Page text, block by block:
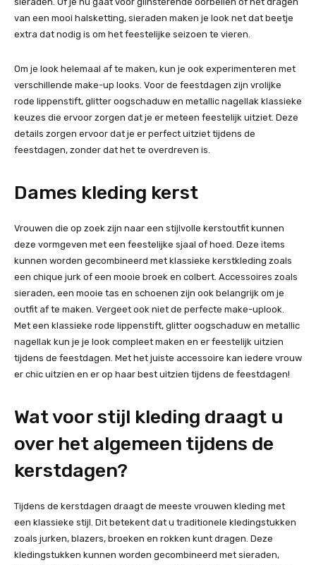
van een mooi halsketting, sieraden maken je look net dat beetje
extra dat nodig is om het feestelijke seizoen te vieren.
Om je look helemaal af te maken, kun je ook experimenteren met
verschillende make-up looks. Voor de feestdagen zijn vrolijke
rode lippenstift, glitter oogschaduw en metallic nagellak klassieke
keuzes die ervoor zorgen dat je er meteen feestelijk uitziet. Deze
details zorgen ervoor dat je er perfect uitziet tijdens de
feestdagen, zonder dat het te overdreven is.
Dames kleding kerst
Vrouwen die op zoek zijn naar een stijlvolle kerstoutfit kunnen
deze vormgeven met een feestelijke sjaal of hoed. Deze items
kunnen worden gecombineerd met klassieke kerstkleding zoals
een chique jurk of een mooie broek en colbert. Accessoires zoals
sieraden, een mooie tas en schoenen zijn ook belangrijk om je
outfit af te maken. Vergeet ook niet de perfecte make-uplook.
Met een klassieke rode lippenstift, glitter oogschaduw en metallic
nagellak kun je je look compleet maken en er feestelijk uitzien
tijdens de feestdagen. Met het juiste accessoire kan iedere vrouw
er chic uitzien en er op haar best uitzien tijdens de feestdagen!
Wat voor stijl kleding draagt u
over het algemeen tijdens de
kerstdagen?
Tijdens de kerstdagen draagt de meeste vrouwen kleding met
een klassieke stijl. Dit betekent dat u traditionele kledingstukken
zoals jurken, blazers, broeken en rokken kunt dragen. Deze
kledingstukken kunnen worden gecombineerd met sieraden,